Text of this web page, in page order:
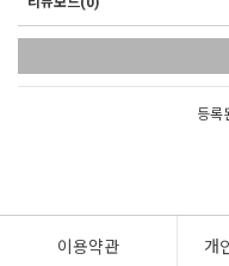
등록
이용약관 개